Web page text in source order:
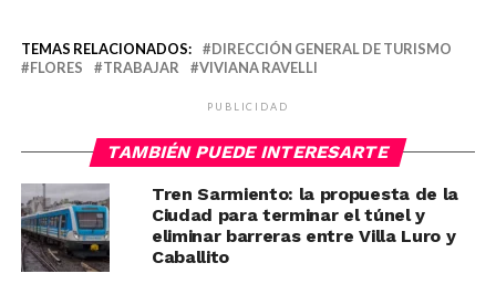
TEMAS RELACIONADOS:
DIRECCIÓN GENERAL DE TURISMO
FLORES
TRABAJAR VIVIANA RAVELLI
PUBLICIDAD
TAMBIÉN PUEDE INTERESARTE
Tren Sarmiento: la propuesta de la
Ciudad para terminar el túnel y
eliminar barreras entre Villa Luro y
Caballito